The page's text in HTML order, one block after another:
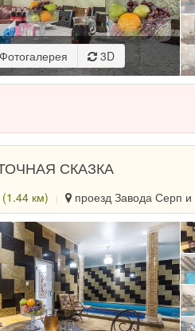
3D
СКАЗКА
(1.44 км) проезд Завода Серп